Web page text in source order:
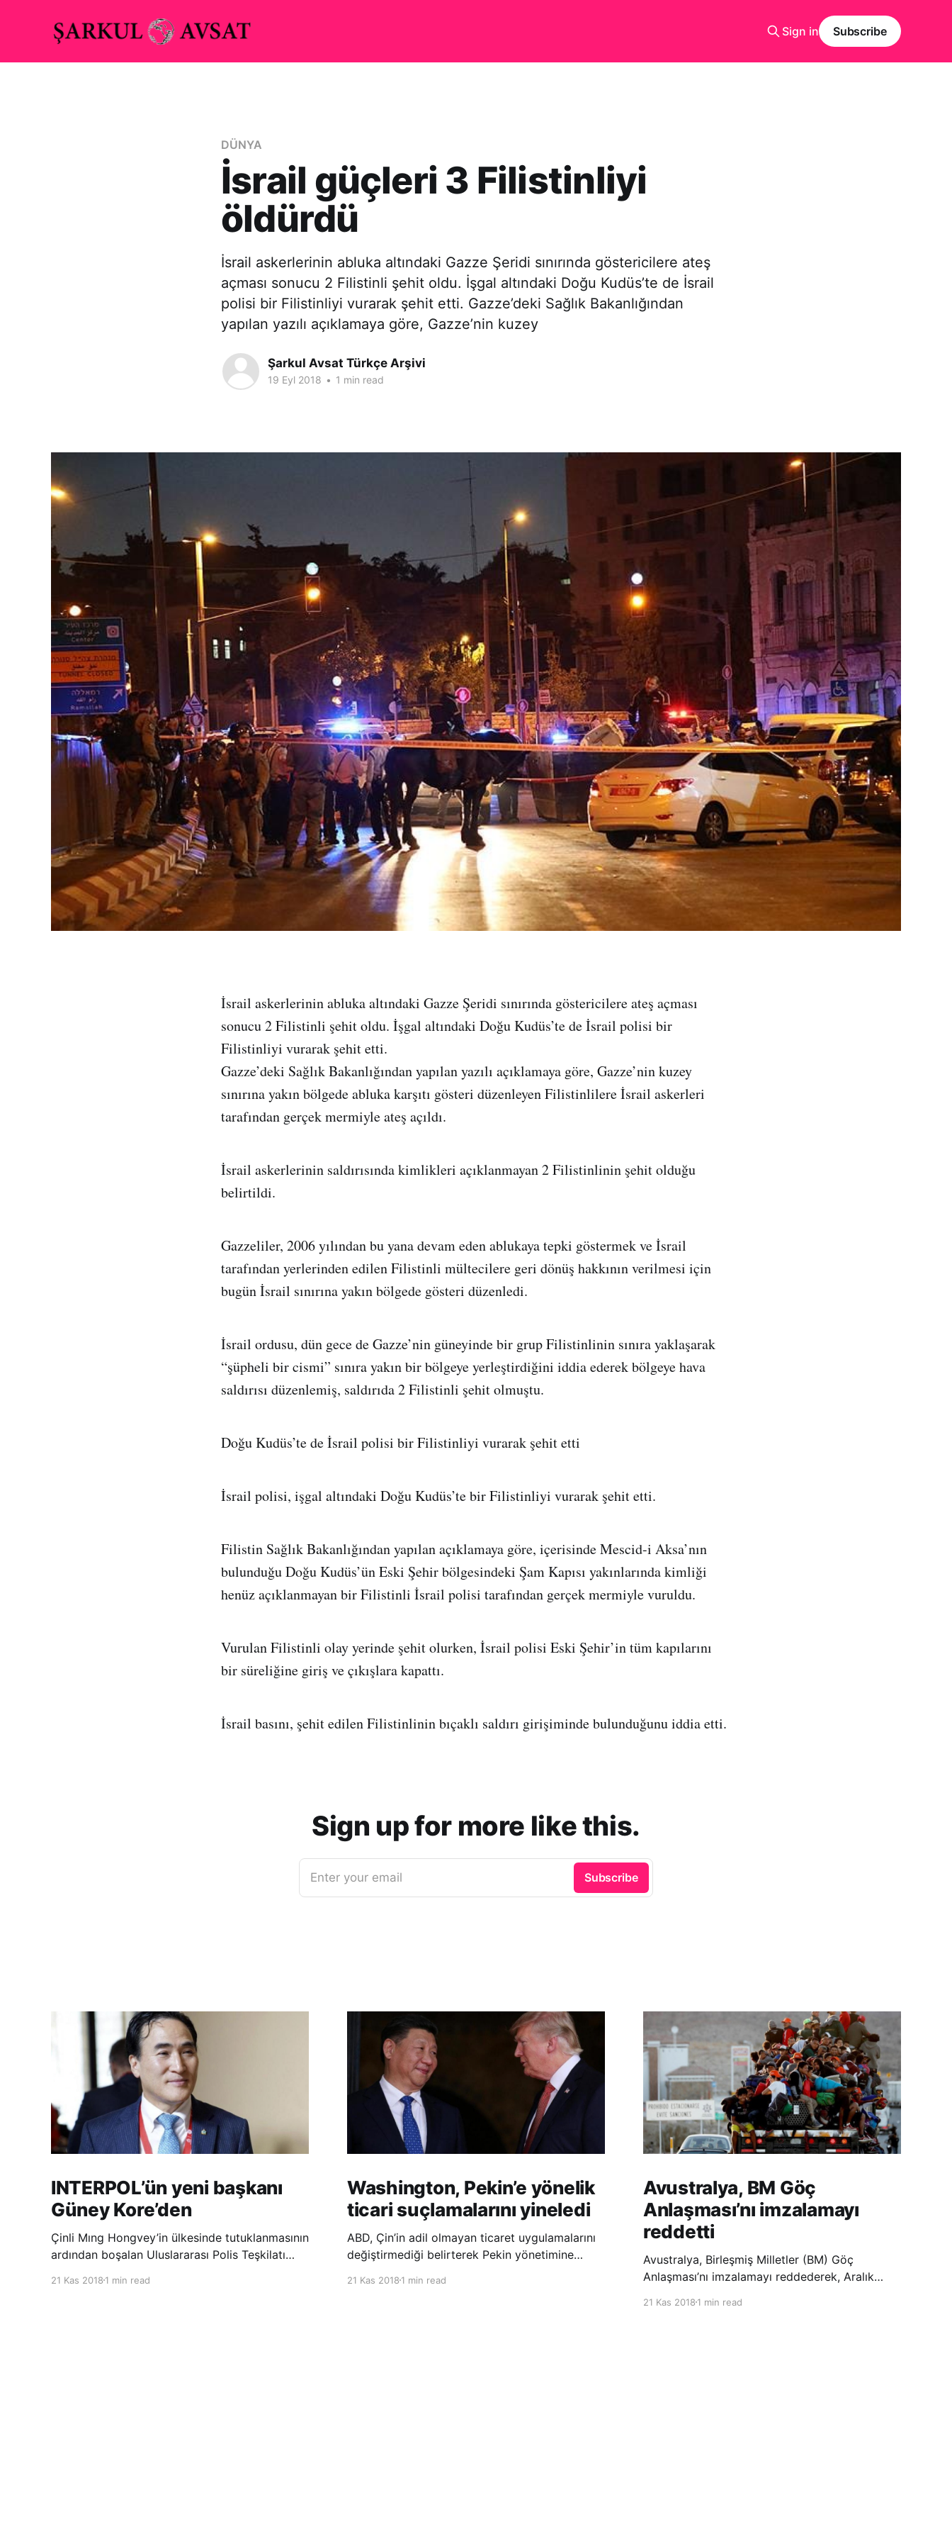
Sign in Subscribe
DÜNYA
İsrail güçleri 3 Filistinliyi
öldürdü
İsrail askerlerinin abluka altındaki Gazze Şeridi sınırında göstericilere ateş
açması sonucu 2 Filistinli şehit oldu. İşgal altındaki Doğu Kudüs’te de İsrail
polisi bir Filistinliyi vurarak şehit etti. Gazze’deki Sağlık Bakanlığından
yapılan yazılı açıklamaya göre, Gazze’nin kuzey
Şarkul Avsat Türkçe Arşivi
19 Eyl 2018 • 1 min read
İsrail askerlerinin abluka altındaki Gazze Şeridi sınırında göstericilere ateş açması
sonucu 2 Filistinli şehit oldu. İşgal altındaki Doğu Kudüs’te de İsrail polisi bir
Filistinliyi vurarak şehit etti.
Gazze’deki Sağlık Bakanlığından yapılan yazılı açıklamaya göre, Gazze’nin kuzey
sınırına yakın bölgede abluka karşıtı gösteri düzenleyen Filistinlilere İsrail askerleri
tarafından gerçek mermiyle ateş açıldı.
İsrail askerlerinin saldırısında kimlikleri açıklanmayan 2 Filistinlinin şehit olduğu
belirtildi.
Gazzeliler, 2006 yılından bu yana devam eden ablukaya tepki göstermek ve İsrail
tarafından yerlerinden edilen Filistinli mültecilere geri dönüş hakkının verilmesi için
bugün İsrail sınırına yakın bölgede gösteri düzenledi.
İsrail ordusu, dün gece de Gazze’nin güneyinde bir grup Filistinlinin sınıra yaklaşarak
“şüpheli bir cismi” sınıra yakın bir bölgeye yerleştirdiğini iddia ederek bölgeye hava
saldırısı düzenlemiş, saldırıda 2 Filistinli şehit olmuştu.
Doğu Kudüs’te de İsrail polisi bir Filistinliyi vurarak şehit etti
İsrail polisi, işgal altındaki Doğu Kudüs’te bir Filistinliyi vurarak şehit etti.
Filistin Sağlık Bakanlığından yapılan açıklamaya göre, içerisinde Mescid-i Aksa’nın
bulunduğu Doğu Kudüs’ün Eski Şehir bölgesindeki Şam Kapısı yakınlarında kimliği
henüz açıklanmayan bir Filistinli İsrail polisi tarafından gerçek mermiyle vuruldu.
Vurulan Filistinli olay yerinde şehit olurken, İsrail polisi Eski Şehir’in tüm kapılarını
bir süreliğine giriş ve çıkışlara kapattı.
İsrail basını, şehit edilen Filistinlinin bıçaklı saldırı girişiminde bulunduğunu iddia etti.
Sign up for more like this.
Enter your email Subscribe
INTERPOL’ün yeni başkanı
Güney Kore’den
Çinli Mıng Hongvey’in ülkesinde tutuklanmasının
ardından boşalan Uluslararası Polis Teşkilatı
Jong Yang seçildi. INTERPOL Genel Kurulu’nun
21 Kas 2018 1 min read
Washington, Pekin’e yönelik
ticari suçlamalarını yineledi
ABD, Çin’in adil olmayan ticaret uygulamalarını
değiştirmediği belirterek Pekin yönetimine
Temsilciliği’nin Çin’in fikri mülkiyet ve teknoloji
21 Kas 20181 min read
Avustralya, BM Göç
Anlaşması’nı imzalamayı
reddetti
Avustralya, Birleşmiş Milletler (BM) Göç
Anlaşması’nı imzalamayı reddederek, Aralık
konferansta BM üyesi ülkeler tarafından
21 Kas 20181 min read